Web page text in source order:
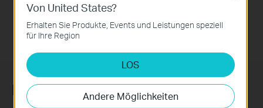
Newsletter abonnieren
Von United States?
Erhalten Sie Produkte, Events und Leistungen speziell
für Ihre Region
LOS
Andere Möglichkeiten
Notwendige Cookies
Diese Cookies sind zur Funktion der Website
erforderlich und können in Ihren Systemen nicht
Analyse- und Marketing-Cookies
Analyse-Cookies ermöglichen es uns, Ihre Aktivitäten
auf unserer Website zu analysieren, um die
Funktionsweise unserer Website zu verbessern und